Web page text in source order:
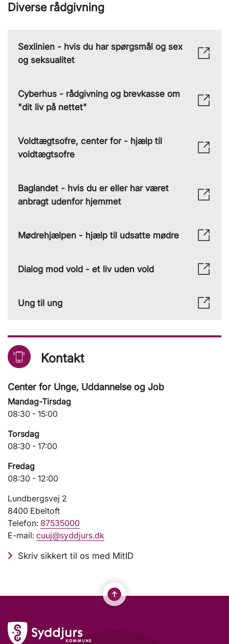
Diverse rådgivning
Sexlinien - hvis du har spørgsmål og sex
og seksualitet
Cyberhus - rådgivning og brevkasse om
"dit liv på nettet"
Voldtægtsofre, center for - hjælp til
voldtægtsofre
Baglandet - hvis du er eller har været
anbragt udenfor hjemmet
Mødrehjælpen - hjælp til udsatte mødre
Dialog mod vold - et liv uden vold
Ung til ung
Kontakt
Center for Unge, Uddannelse og Job
Mandag-Tirsdag
08:30 - 15:00
Torsdag
08:30 - 17:00
Fredag
08:30 - 12:00
Lundbergsvej 2
8400 Ebeltoft
Telefon: 87535000
E-mail: cuuj@syddjurs.dk
Skriv sikkert til os med MitID